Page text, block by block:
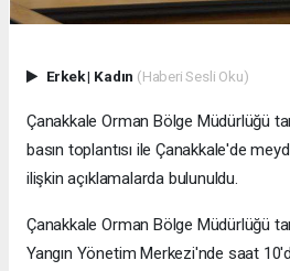
Erkek| Kadın (Haberi Sesli Oku)
Çanakkale Orman Bölge Müdürlüğü
basın toplantısı ile Çanakkale'de
ilişkin açıklamalarda bulunuldu.
Çanakkale Orman Bölge Müdürlüğü
Yangın Yönetim Merkezi'nde saat